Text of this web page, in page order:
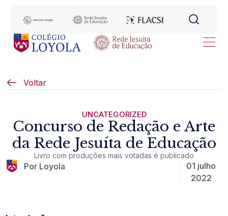
Voltar
UNCATEGORIZED
Concurso de Redação e Arte
da Rede Jesuíta de Educação
Livro com produções mais votadas é publicado
Por Loyola
01 julho
2022